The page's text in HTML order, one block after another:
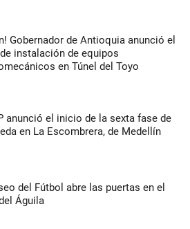
Gobernador de Antioquia anunció el
instalación de equipos
en Túnel del Toyo
anunció el inicio de la sexta fase de
en La Escombrera, de Medellín
del Fútbol abre las puertas en el
Águila